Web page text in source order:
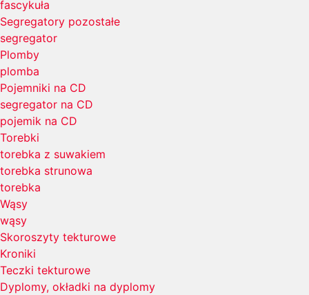
fascykuła
Segregatory pozostałe
segregator
Plomby
plomba
Pojemniki na CD
segregator na CD
pojemik na CD
Torebki
torebka z suwakiem
torebka strunowa
torebka
Wąsy
wąsy
Skoroszyty tekturowe
Kroniki
Teczki tekturowe
Dyplomy, okładki na dyplomy